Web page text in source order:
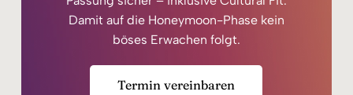
Damit auf die Honeymoon-Phase kein
böses Erwachen folgt.
Termin vereinbaren